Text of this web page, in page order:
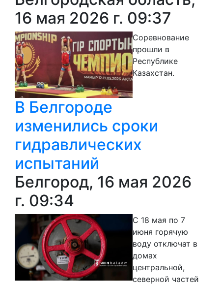
16 мая 2026 г. 09:37
Соревнование
прошли в
Республике
Казахстан.
В Белгороде
изменились сроки
гидравлических
испытаний
Белгород, 16 мая 2026
г. 09:34
С 18 мая по 7
июня горячую
воду отключат в
домах
центральной,
северной частей